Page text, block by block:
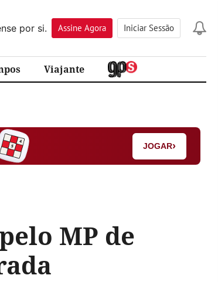
por si.
Assine Agora Iniciar Sessão
Viajante
JOGAR›
MP de